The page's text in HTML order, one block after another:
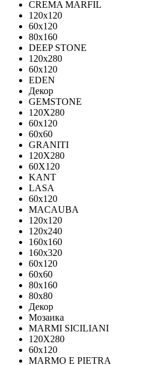
CREMA MARFIL
120x120
60x120
80x160
DEEP STONE
120х280
60х120
EDEN
Декор
GEMSTONE
120X280
60x120
60x60
GRANITI
120X280
60X120
KANT
LASA
60x120
MACAUBA
120x120
120x240
160x160
160x320
60x120
60x60
80x160
80x80
Декор
Мозаика
MARMI SICILIANI
120Х280
60x120
MARMO E PIETRA